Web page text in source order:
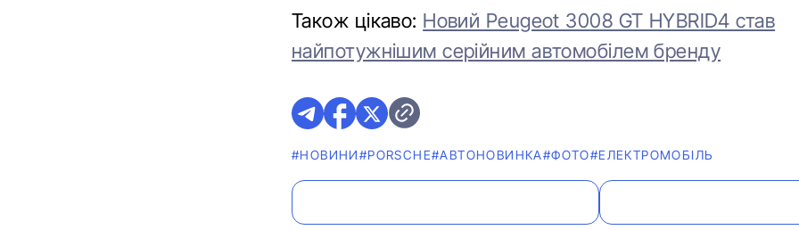
Також цікаво: Новий Peugeot 3008 GT HYBRID4 став
найпотужнішим серійним автомобілем бренду
#НОВИНИ#PORSCHE#АВТОНОВИНКА#ФОТО#ЕЛЕКТРОМОБІЛЬ